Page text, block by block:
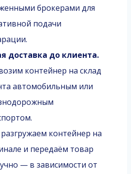
брокерами для
подачи
доставка до клиента.
контейнер на склад
автомобильным или
контейнер на
и передаём товар
— в зависимости от